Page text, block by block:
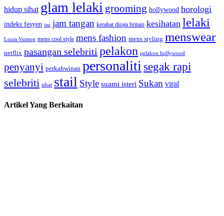
hidup sihat glam lelaki grooming hollywood horologi
indeks fesyen isu jam tangan kerabat diraja britain kesihatan lelaki
Louis Vuitton mens cool style mens fashion mens styling menswear
netflix pasangan selebriti pelakon pelakon hollywood
penyanyi perkahwinan personaliti segak rapi
selebriti sihat stail Style suami isteri Sukan viral
Artikel Yang Berkaitan